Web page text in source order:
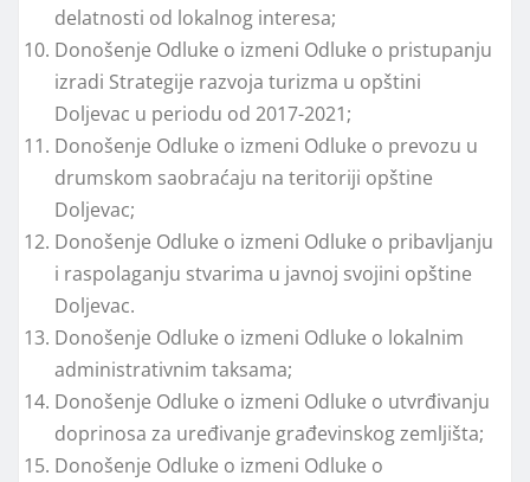
delatnosti od lokalnog interesa;
Donošenje Odluke o izmeni Odluke o pristupanju
izradi Strategije razvoja turizma u opštini
Doljevac u periodu od 2017-2021;
Donošenje Odluke o izmeni Odluke o prevozu u
drumskom saobraćaju na teritoriji opštine
Doljevac;
Donošenje Odluke o izmeni Odluke o pribavljanju
i raspolaganju stvarima u javnoj svojini opštine
Doljevac.
Donošenje Odluke o izmeni Odluke o lokalnim
administrativnim taksama;
Donošenje Odluke o izmeni Odluke o utvrđivanju
doprinosa za uređivanje građevinskog zemljišta;
Donošenje Odluke o izmeni Odluke o